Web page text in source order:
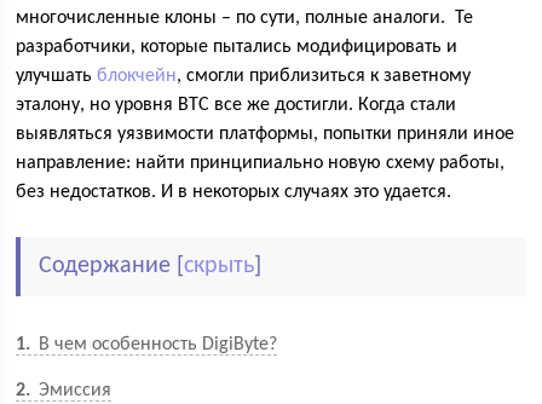
многочисленные клоны – по сути, полные аналоги. Те
разработчики, которые пытались модифицировать и
улучшатьблокчейн, смогли приблизиться к заветному
эталону, но уровня ВТС все же достигли. Когда стали
выявляться уязвимости платформы, попытки приняли иное
направление: найти принципиально новую схему работы,
без недостатков. И в некоторых случаях это удается.
Содержание [скрыть
1 В чем особенность DigiByte?
2 Эмиссия